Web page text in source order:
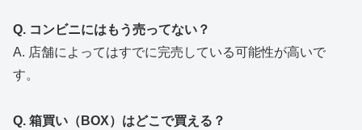
Q. コンビニにはもう売ってない？
A. 店舗によってはすでに完売している可能性が高いで
す。
Q. 箱買い（BOX）はどこで買える？